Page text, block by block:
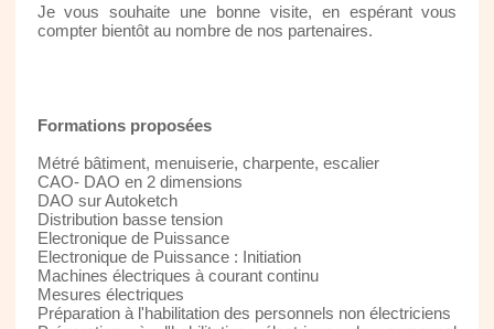
Je vous souhaite une bonne visite, en espérant vous
compter bientôt au nombre de nos partenaires.
Formations proposées
Métré bâtiment, menuiserie, charpente, escalier
CAO- DAO en 2 dimensions
DAO sur Autoketch
Distribution basse tension
Electronique de Puissance
Electronique de Puissance : Initiation
Machines électriques à courant continu
Mesures électriques
Préparation à l'habilitation des personnels non électriciens